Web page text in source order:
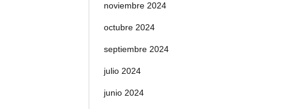
noviembre 2024
octubre 2024
septiembre 2024
julio 2024
junio 2024